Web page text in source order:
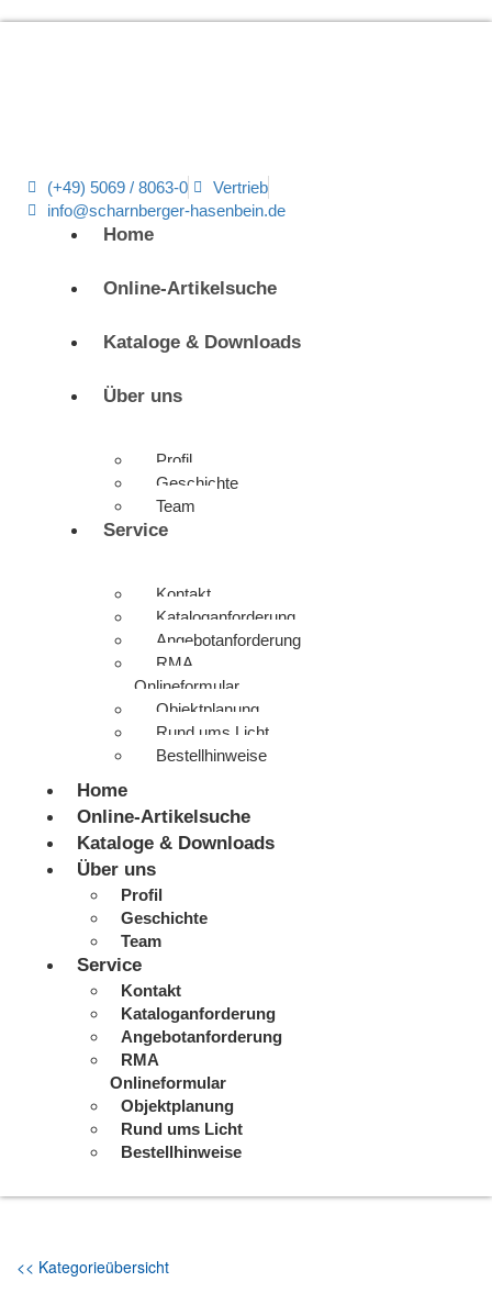
(+49) 5069 / 8063-0
Vertrieb
info@scharnberger-hasenbein.de
Home
Online-Artikelsuche
Kataloge & Downloads
Über uns
Profil
Geschichte
Team
Service
Kontakt
Kataloganforderung
Angebotanforderung
RMA
Onlineformular
Objektplanung
Rund ums Licht
Bestellhinweise
Home
Online-Artikelsuche
Kataloge & Downloads
Über uns
Profil
Geschichte
Team
Service
Kontakt
Kataloganforderung
Angebotanforderung
RMA
Onlineformular
Objektplanung
Rund ums Licht
Bestellhinweise
<< Kategorieübersicht